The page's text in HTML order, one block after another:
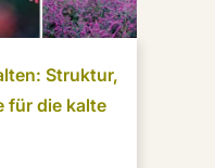
Struktur,
für die kalte